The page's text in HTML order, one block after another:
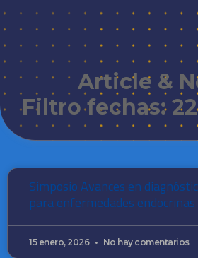
Article &
Filtro fechas:
Simposio Avances en
para enfermedades
15 enero, 2026 No hay comentarios